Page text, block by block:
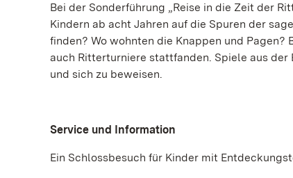
Bei der Sonderführung „Reise in die Zeit der
Kindern ab acht Jahren auf die Spuren der
finden? Wo wohnten die Knappen und
auch Ritterturniere stattfanden. Spiele aus
und sich zu beweisen.
Service und Information
Ein Schlossbesuch für Kinder mit